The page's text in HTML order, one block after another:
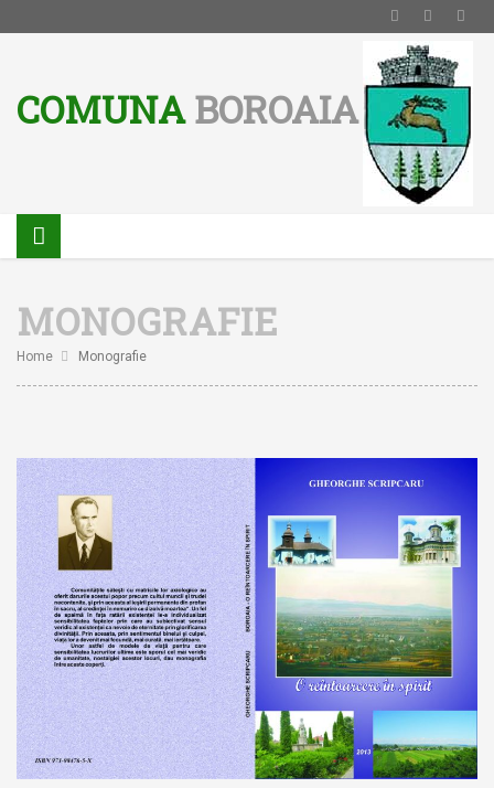
Acest
website
accesibilitate.
COMUNABOROAIA
MONOGRAFIE
Home Monografie